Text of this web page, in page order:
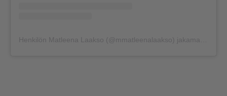
Henkilön Matleena Laakso (@mmatleenalaakso) jakama julkaisu